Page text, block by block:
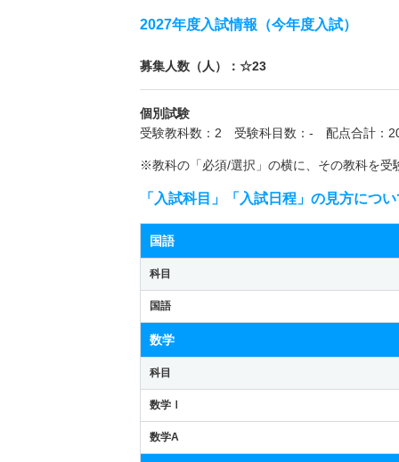
2027年度入試情報（今年度入試）
募集人数（人）：☆23
個別試験
受験教科数：2 受験科目数：- 配点合計：
※教科の「必須/選択」の横に、その教科を受
「入試科目」「入試日程」の見方につ
国語
科目
国語
数学
科目
数学Ⅰ
数学A